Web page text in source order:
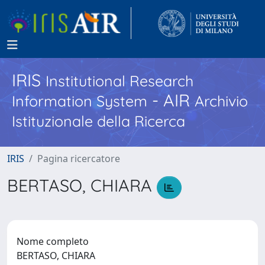
IRISInstitutional Research
Information System - AIR Archivio
Istituzionale della Ricerca
IRIS Pagina ricercatore
BERTASO, CHIARA
Nome completo
BERTASO, CHIARA